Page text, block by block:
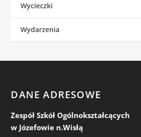
Wycieczki
Wydarzenia
DANE ADRESOWE
Zespół Szkół Ogólnokształcących
w Józefowie n.Wisłą